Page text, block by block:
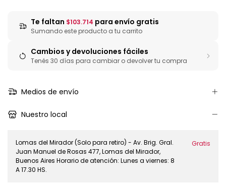
Te faltan $103.714 para envío gratis
Sumando este producto a tu carrito
Cambios y devoluciones fáciles
Tenés 30 días para cambiar o devolver tu compra
Medios de envío
Nuestro local
Lomas del Mirador (Solo para retiro) - Av. Brig. Gral.
Juan Manuel de Rosas 477, Lomas del Mirador,
Buenos Aires Horario de atención: Lunes a viernes: 8
A 17.30 HS.
Gratis